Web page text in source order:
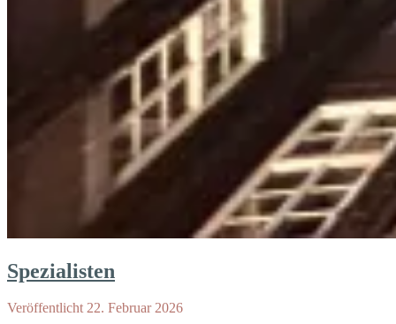
Spezialisten
Veröffentlicht 22. Februar 2026